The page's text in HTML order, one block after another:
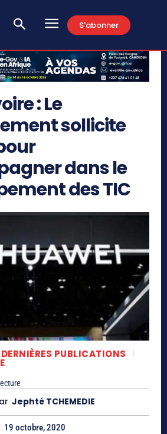
S'abonner
: Le
sollicite
dans le
des TIC
DERNIÈRES PUBLICATIONS
Jephté TCHEMEDIE
19 octobre, 2020